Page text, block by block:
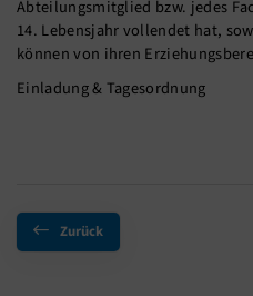
Abteilungsmitglied bzw. jedes
14. Lebensjahr vollendet hat,
können von ihren
Einladung & Tagesordnung
Zurück